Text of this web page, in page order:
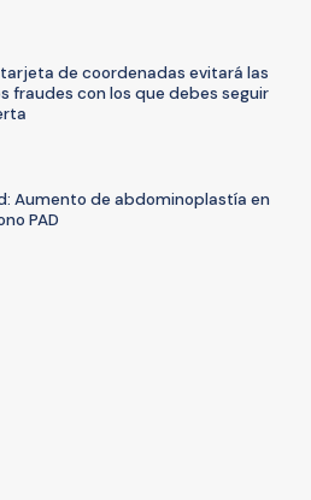
tarjeta de coordenadas evitará las
fraudes con los que debes seguir
Aumento de abdominoplastía en
PAD